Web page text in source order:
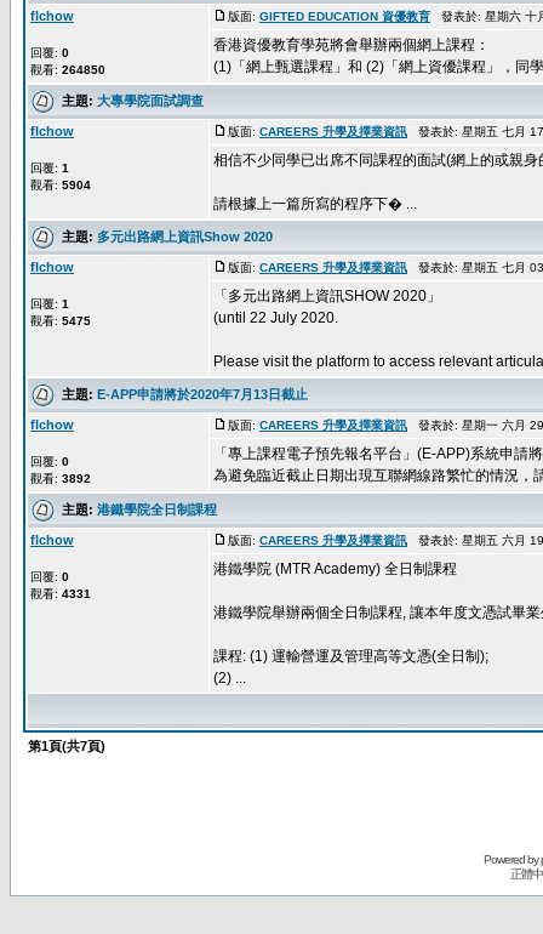
flchow
回覆: 0
觀看: 264850
版面: GIFTED EDUCATION 資優教育 發表於: 星期六
香港資優教育學苑將會舉辦兩個網上課程：
(1)「網上甄選課程」和 (2)「網上資優課程」，同
主題: 大專學院面試調查
flchow
回覆: 1
觀看: 5904
版面: CAREERS 升學及擇業資訊 發表於: 星期五 七月
相信不少同學已出席不同課程的面試(網上的或親
請根據上一篇所寫的程序下� ...
主題: 多元出路網上資訊Show 2020
flchow
回覆: 1
觀看: 5475
版面: CAREERS 升學及擇業資訊 發表於: 星期五 七月
「多元出路網上資訊SHOW 2020」
(until 22 July 2020.
Please visit the platform to access relevant
主題: E-APP申請將於2020年7月13日截止
flchow
回覆: 0
觀看: 3892
版面: CAREERS 升學及擇業資訊 發表於: 星期一 六月
「專上課程電子預先報名平台」(E-APP)系統申
為避免臨近截止日期出現互聯網線路繁忙的情況，
主題: 港鐵學院全日制課程
flchow
回覆: 0
觀看: 4331
版面: CAREERS 升學及擇業資訊 發表於: 星期五 六月
港鐵學院 (MTR Academy) 全日制課程
港鐵學院舉辦兩個全日制課程, 讓本年度文憑試畢
課程: (1) 運輸營運及管理高等文憑(全日制);
(2) ...
第1頁(共7頁)
Powered by
正體